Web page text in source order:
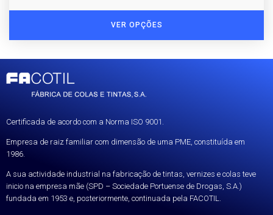
VER OPÇÕES
Certificada de acordo com a Norma ISO 9001.
Empresa de raiz familiar com dimensão de uma PME, constituída em
1986.
A sua actividade industrial na fabricação de tintas, vernizes e colas teve
inicio na empresa mãe (SPD – Sociedade Portuense de Drogas, S.A.)
fundada em 1953 e, posteriormente, continuada pela FACOTIL.